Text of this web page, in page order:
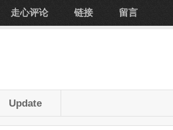
走心评论 链接 留言
Update